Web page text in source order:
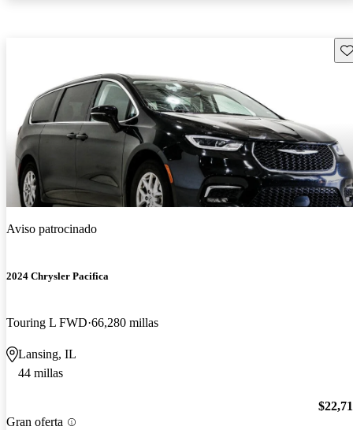
Aviso patrocinado
2024 Chrysler Pacifica
Touring L FWD 66,280 millas
Lansing, IL
44 millas
Gran oferta